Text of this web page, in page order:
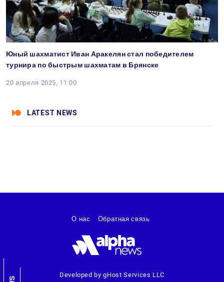
Юный шахматист Иван Аракелян стал победителем
турнира по быстрым шахматам в Брянске
20 апреля 2025, 11:00
LATEST NEWS
Developed by gHost Services LLC
О нас Обратная связь